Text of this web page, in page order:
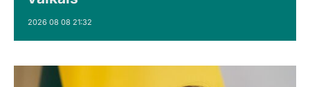
2026 08 08 21:32